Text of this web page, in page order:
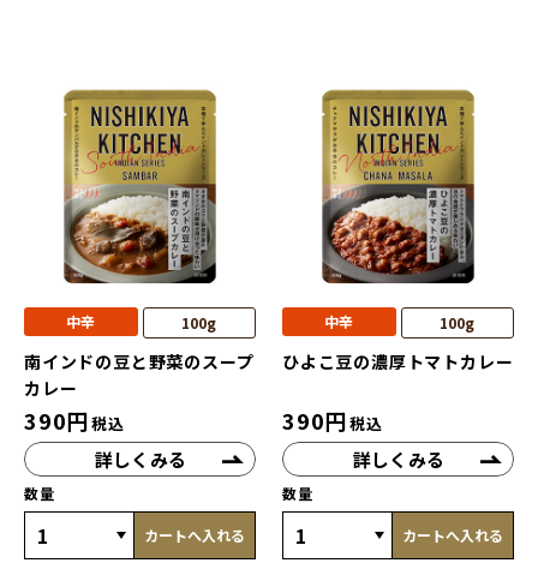
中辛 100g
南インドの豆と野菜のスープ
カレー
390円税込
詳しくみる
数量
カートへ入れる
中辛 100g
ひよこ豆の濃厚トマトカレー
390円税込
詳しくみる
数量
カートへ入れる